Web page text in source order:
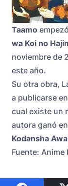
Taamo
wa Koi no
noviembre de
este año.
Su otra obra,
a publicarse
cual existe un
autora ganó
Kodansha
Fuente: